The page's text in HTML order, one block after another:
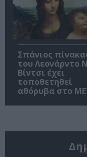
Σπάνιος
του Λεονάρντο
Βίντσι έχει
τοποθετηθεί
αθόρυβα στο